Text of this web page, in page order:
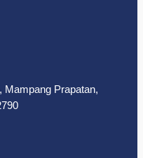
Mampang Prapatan,